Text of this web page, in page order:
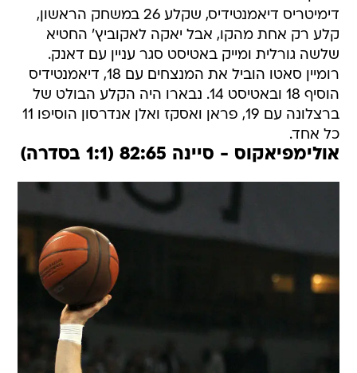
דימיטריס דיאמנטידיס, שקלע 26 במשחק הראשון,
קלע רק אחת מהקו, אבל יאקה לאקוביץ' החטיא
שלשה גורלית ומייק באטיסט סגר עניין עם דאנק.
רומיין סאטו הוביל את המנצחים עם 18, דיאמנטידיס
הוסיף 18 ובאטיסט 14. נבארו היה הקלע הבולט של
ברצלונה עם 19, פראן ואסקז ואלן אנדרסון הוסיפו 11
כל אחד.
אולימפיאקוס - סיינה 82:65 (1:1 בסדרה)